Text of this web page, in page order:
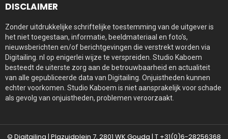
DISCLAIMER
Zonder uitdrukkelijke schriftelijke toestemming van de uitgever is
het niet toegestaan, informatie, beeldmateriaal en foto’s,
nieuwsberichten en/of berichtgevingen die verstrekt worden via
Digitailing. nl op enigerlei wijze te verspreiden. Studio Kaboem
besteedt de uiterste zorg aan de betrouwbaarheid en actualiteit
van alle gepubliceerde data van Digitailing. Onjuistheden kunnen
echter voorkomen. Studio Kaboem is niet aansprakelijk voor schade
als gevolg van onjuistheden, problemen veroorzaakt.
© Digitailing | Plazuidplein 7, 2801 WK Gouda | T +31(0)6-28256368